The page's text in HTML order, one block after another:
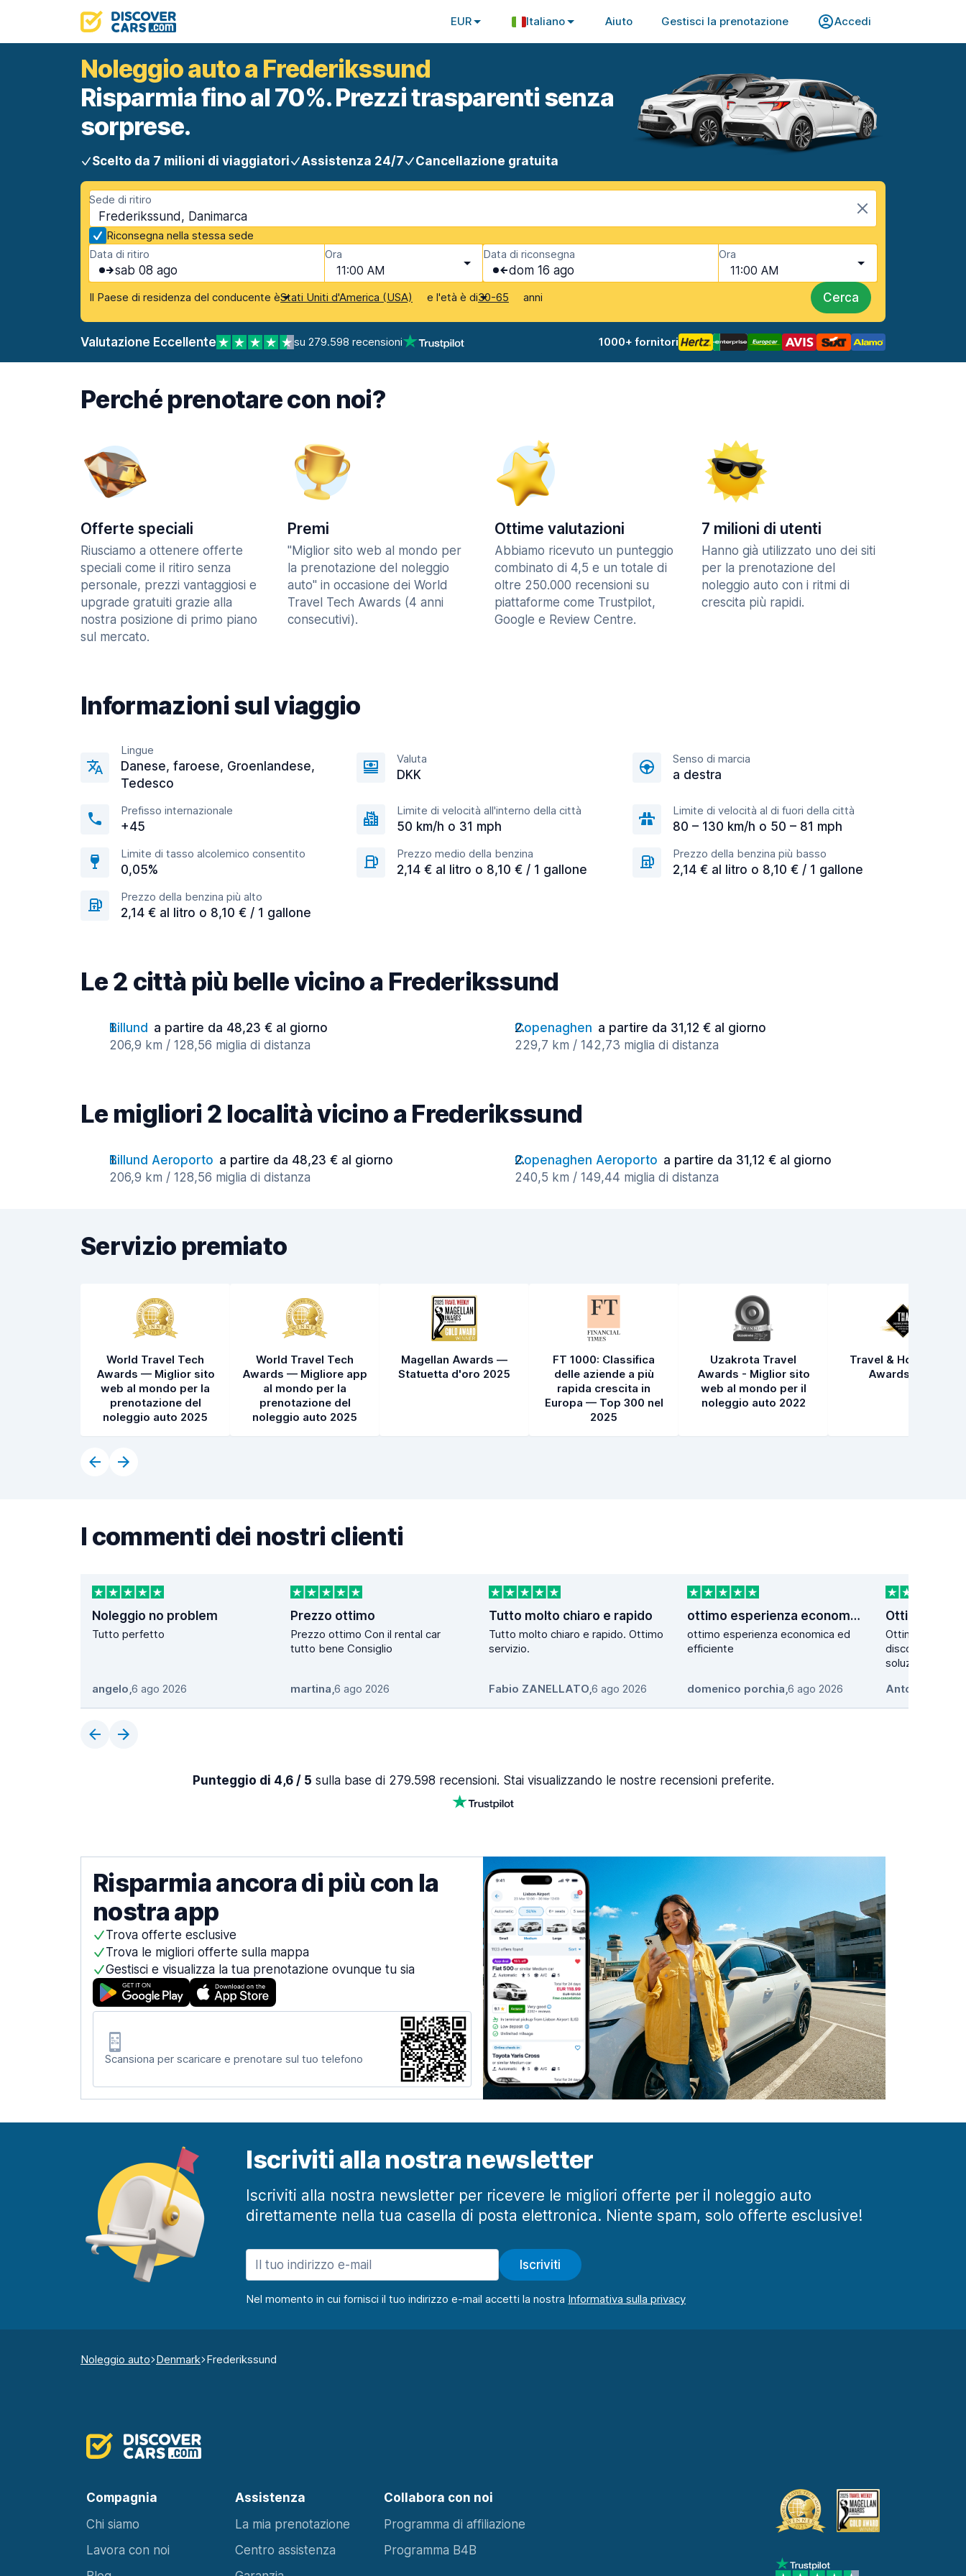
EUR Italiano Aiuto Gestisci la prenotazione Accedi
Noleggio auto a Frederikssund
Risparmia fino al 70%. Prezzi trasparenti senza
sorprese.
Scelto da 7 milioni di viaggiatori Assistenza 24/7 Cancellazione gratuita
Sede di ritiro
Frederikssund, Danimarca
Riconsegna nella stessa sede
Data di ritiro
sab 08 ago
Ora
11:00 AM
Data di riconsegna
dom 16 ago
Ora
11:00 AM
Il Paese di residenza del conducente èStati Uniti d'America (USA) e l'età è di30-65 anni Cerca
Valutazione Eccellente su 279.598 recensioni 1000+ fornitori
Perché prenotare con noi?
Offerte speciali
Riusciamo a ottenere offerte
speciali come il ritiro senza
personale, prezzi vantaggiosi e
upgrade gratuiti grazie alla
nostra posizione di primo piano
sul mercato.
Premi
"Miglior sito web al mondo per
la prenotazione del noleggio
auto" in occasione dei World
Travel Tech Awards (4 anni
consecutivi).
Ottime valutazioni
Abbiamo ricevuto un punteggio
combinato di 4,5 e un totale di
oltre 250.000 recensioni su
piattaforme come Trustpilot,
Google e Review Centre.
7 milioni di utenti
Hanno già utilizzato uno dei siti
per la prenotazione del
noleggio auto con i ritmi di
crescita più rapidi.
Informazioni sul viaggio
Lingue
Danese, faroese, Groenlandese,
Tedesco
Valuta
DKK
Senso di marcia
a destra
Prefisso internazionale
+45
Limite di velocità all'interno della città
50 km/h o 31 mph
Limite di velocità al di fuori della città
80 – 130 km/h o 50 – 81 mph
Limite di tasso alcolemico consentito
0,05%
Prezzo medio della benzina
2,14 € al litro o 8,10 € / 1 gallone
Prezzo della benzina più basso
2,14 € al litro o 8,10 € / 1 gallone
Prezzo della benzina più alto
2,14 € al litro o 8,10 € / 1 gallone
Le 2 città più belle vicino a Frederikssund
Billund a partire da 48,23 € al giorno
206,9 km / 128,56 miglia di distanza
Copenaghen a partire da 31,12 € al giorno
229,7 km / 142,73 miglia di distanza
Le migliori 2 località vicino a Frederikssund
Billund Aeroporto a partire da 48,23 € al giorno
206,9 km / 128,56 miglia di distanza
Copenaghen Aeroporto a partire da 31,12 € al giorno
240,5 km / 149,44 miglia di distanza
Servizio premiato
World Travel Tech
Awards — Miglior sito
web al mondo per la
prenotazione del
noleggio auto 2025
World Travel Tech
Awards — Migliore app
al mondo per la
prenotazione del
noleggio auto 2025
Magellan Awards —
Statuetta d'oro 2025
FT 1000: Classifica
delle aziende a più
rapida crescita in
Europa — Top 300 nel
2025
Uzakrota Travel
Awards - Miglior sito
web al mondo per il
noleggio auto 2022
Travel & Hospitality
Awards 2021
I commenti dei nostri clienti
Noleggio no problem
Tutto perfetto
angelo,6 ago 2026
Prezzo ottimo
Prezzo ottimo Con il rental car
tutto bene Consiglio
martina,6 ago 2026
Tutto molto chiaro e rapido
Tutto molto chiaro e rapido. Ottimo
servizio.
Fabio ZANELLATO,6 ago 2026
ottimo esperienza economica ed…
ottimo esperienza economica ed
efficiente
domenico porchia,6 ago 2026
Ottima
Ottima
discovercars,
soluzioni
Antonello
Punteggio di 4,6 / 5 sulla base di 279.598 recensioni. Stai visualizzando le nostre recensioni preferite.
Risparmia ancora di più con la
nostra app
Trova offerte esclusive
Trova le migliori offerte sulla mappa
Gestisci e visualizza la tua prenotazione ovunque tu sia
Scansiona per scaricare e prenotare sul tuo telefono
Iscriviti alla nostra newsletter
Iscriviti alla nostra newsletter per ricevere le migliori offerte per il noleggio auto
direttamente nella tua casella di posta elettronica. Niente spam, solo offerte esclusive!
Iscriviti
Nel momento in cui fornisci il tuo indirizzo e-mail accetti la nostra
Noleggio auto Denmark Frederikssund
Compagnia Assistenza Collabora con noi